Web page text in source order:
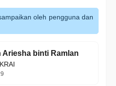
oleh pengguna dan
Ariesha binti Ramlan